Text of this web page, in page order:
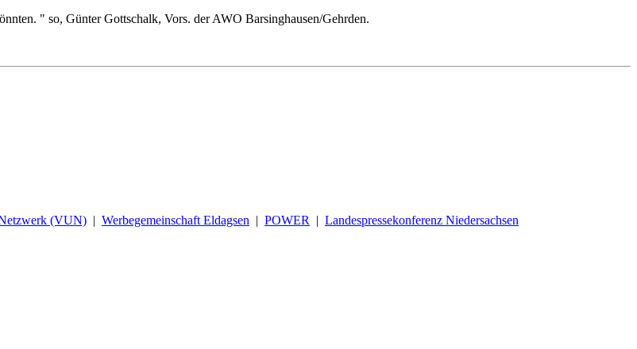
" so, Günter Gottschalk, Vors. der AWO Barsinghausen/Gehrden.
(VUN) | Werbegemeinschaft Eldagsen | POWER | Landespressekonferenz Niedersachsen